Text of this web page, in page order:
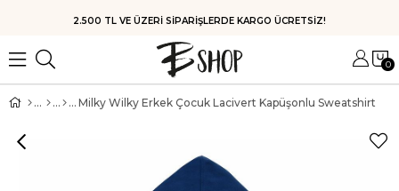
HIZLI KARGO
0
Milky Wilky Erkek Çocuk Lacivert Kapüşonlu Sweatshirt